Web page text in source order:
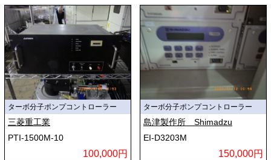
ターボ分子ポンプコントローラー
三菱重工業
PTI-1500M-10
100,000円
ターボ分子ポンプコントローラー
島津製作所 Shimadzu
EI-D3203M
150,000円